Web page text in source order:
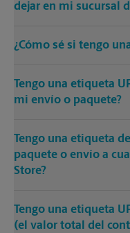
dejar en mi sucursal
¿Cómo sé si tengo
Tengo una etiqueta
mi envío o paquete?
Tengo una etiqueta
paquete o envío a
Store?
Tengo una etiqueta
(el valor total del